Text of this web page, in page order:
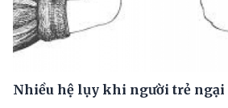
Nhiều hệ lụy khi người trẻ ngại